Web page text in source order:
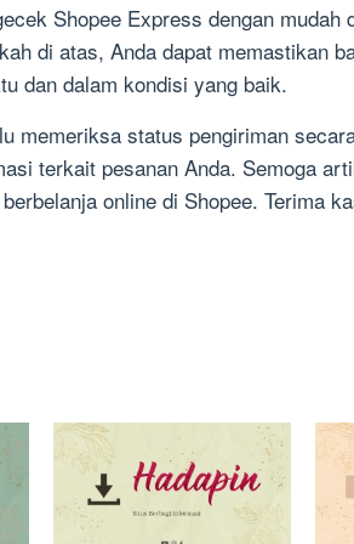
Shopee Express dengan mudah
di atas, Anda dapat memastikan
dan dalam kondisi yang baik.
memeriksa status pengiriman
terkait pesanan Anda. Semoga
online di Shopee. Terima